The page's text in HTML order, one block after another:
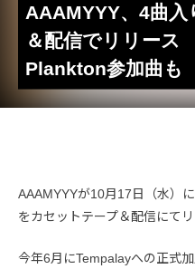
AAAMYYY、4曲入
＆配信でリリー
Plankton参加曲も
AAAMYYYが10月17日（水）
をカセットテープ＆配信にて
今年6月にTempalayへの正式